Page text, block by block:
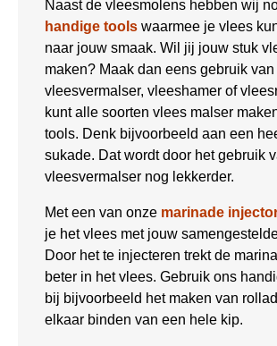
Naast de vleesmolens hebben wij
handige tools waarmee je vlees
naar jouw smaak. Wil jij jouw stuk
maken? Maak dan eens gebruik van
vleesvermalser, vleeshamer of
kunt alle soorten vlees malser
tools. Denk bijvoorbeeld aan een
sukade. Dat wordt door het gebruik
vleesvermalser nog lekkerder.
Met een van onze marinade
je het vlees met jouw
Door het te injecteren trekt de
beter in het vlees. Gebruik ons
bij bijvoorbeeld het maken van
elkaar binden van een hele kip.